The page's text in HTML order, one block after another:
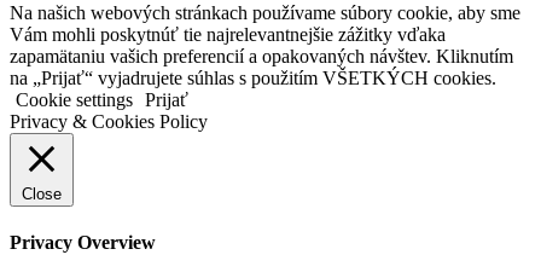
Na našich webových stránkach používame súbory cookie, aby sme
Vám mohli poskytnúť tie najrelevantnejšie zážitky vďaka
zapamätaniu vašich preferencií a opakovaných návštev. Kliknutím
na „Prijať“ vyjadrujete súhlas s použitím VŠETKÝCH cookies.
Cookie settings Prijať
Privacy & Cookies Policy
Close
Privacy Overview